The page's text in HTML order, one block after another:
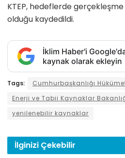
KTEP, hedeflerde gerçekleşme
olduğu kaydedildi.
İklim Haber'i
kaynak olarak ekleyin
Tags:
Cumhurbaşkanlığı
Enerji ve Tabii Kaynaklar
yenilenebilir kaynaklar
İlginizi Çekebilir